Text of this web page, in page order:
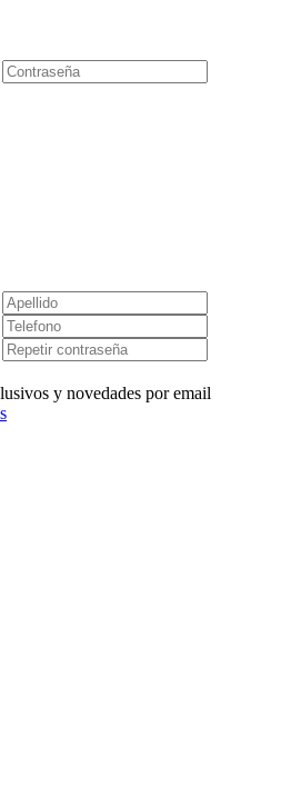
y novedades por email